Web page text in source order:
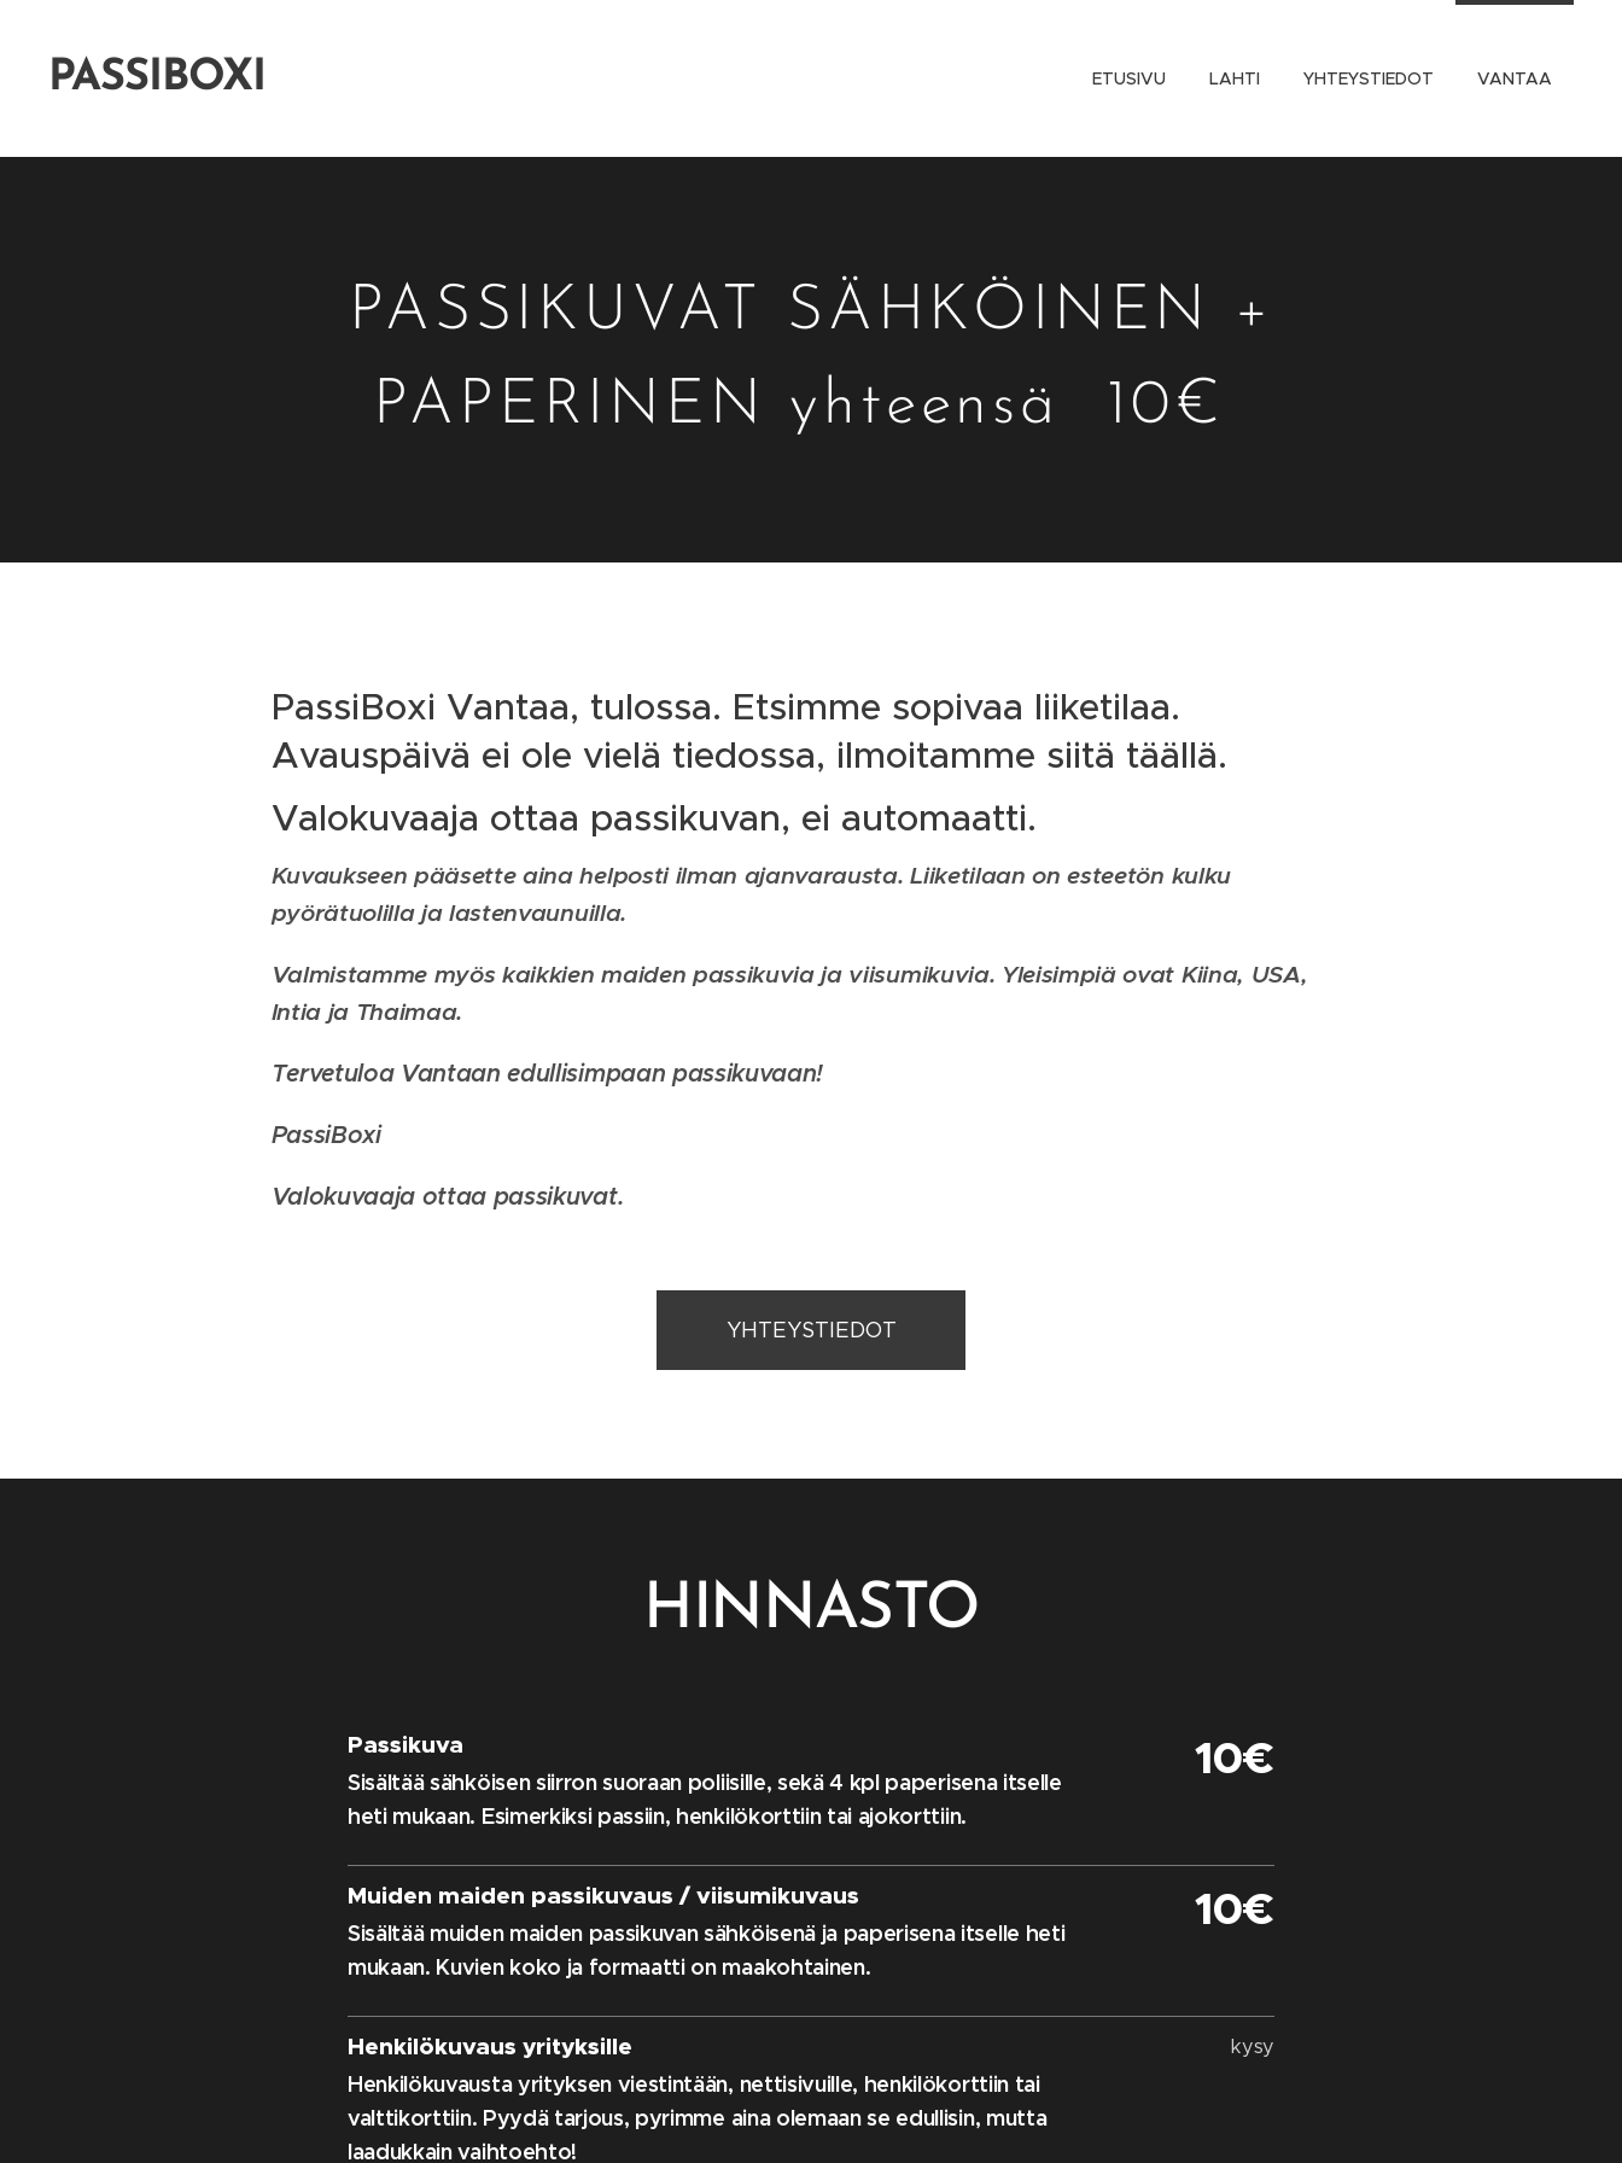
PASSIBOXI ETUSIVU LAHTI YHTEYSTIEDOT VANTAA
PASSIKUVAT SÄHKÖINEN +
PAPERINEN yhteensä 10€
PassiBoxi Vantaa, tulossa. Etsimme sopivaa liiketilaa.
Avauspäivä ei ole vielä tiedossa, ilmoitamme siitä täällä.
Valokuvaaja ottaa passikuvan, ei automaatti.
Kuvaukseen pääsette aina helposti ilman ajanvarausta. Liiketilaan on esteetön kulku
pyörätuolilla ja lastenvaunuilla.
Valmistamme myös kaikkien maiden passikuvia ja viisumikuvia. Yleisimpiä ovat Kiina, USA,
Intia ja Thaimaa.
Tervetuloa Vantaan edullisimpaan passikuvaan!
PassiBoxi
Valokuvaaja ottaa passikuvat.
YHTEYSTIEDOT
HINNASTO
Passikuva
Sisältää sähköisen siirron suoraan poliisille, sekä 4 kpl paperisena itselle
heti mukaan. Esimerkiksi passiin, henkilökorttiin tai ajokorttiin.
10€
Muiden maiden passikuvaus / viisumikuvaus
Sisältää muiden maiden passikuvan sähköisenä ja paperisena itselle heti
mukaan. Kuvien koko ja formaatti on maakohtainen.
10€
Henkilökuvaus yrityksille
Henkilökuvausta yrityksen viestintään, nettisivuille, henkilökorttiin tai
valttikorttiin. Pyydä tarjous, pyrimme aina olemaan se edullisin, mutta
laadukkain vaihtoehto!
kysy